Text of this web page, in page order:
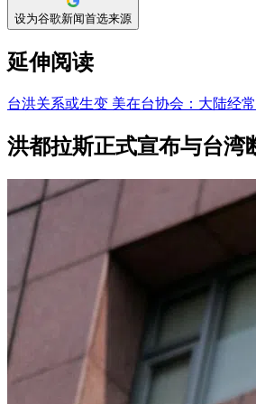
设为谷歌新闻首选来源
延伸阅读
台洪关系或生变 美在台协会：大陆经
洪都拉斯正式宣布与台湾